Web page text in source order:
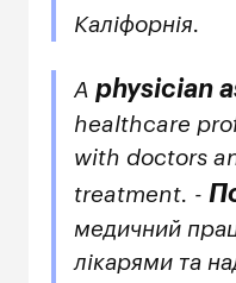
Каліфорнія.
Aphysician
healthcare
with doctors
treatment. -
медичний
лікарями та